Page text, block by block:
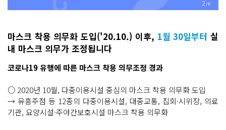
마스크 착용 의무화 도입('20.10.) 이후, 1월 30일부터실
내 마스크 의무가 조정됩니다
코로나19 유행에 따른 마스크 착용 의무조정 경과
○ 2020년 10월, 다중이용시설 중심의 마스크 착용 의무화 도입
→ 유흥주점 등 12종의 다중이용시설, 대중교통, 집회·시위장, 의료
기관, 요양시설·주야간보호시설 마스크 착용 의무화